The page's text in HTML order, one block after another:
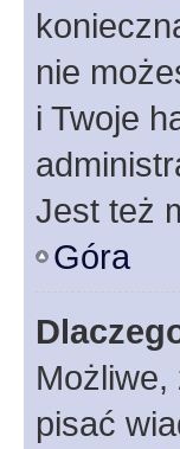
nie
i Twoje
Jest też
Góra
pisać